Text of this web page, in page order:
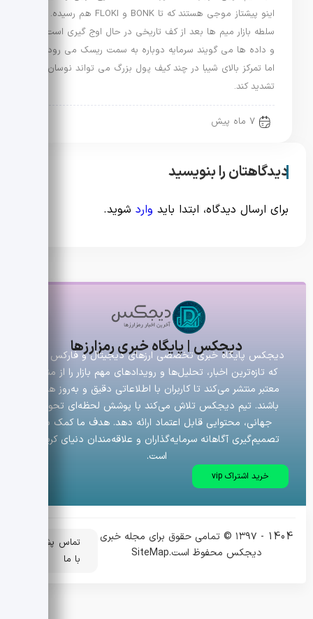
اینو پیشتاز موجی هستند که تا BONK و FLOKI هم رسیده.
سلطه بازار میم ها بعد از کف تاریخی در حال اوج گیری است
و داده ها می گویند سرمایه دوباره به سمت ریسک می رود.
اما تمرکز بالای شیبا در چند کیف پول بزرگ می تواند نوسان را
تشدید کند.
7 ماه پیش
دیدگاهتان را بنویسید
برای ارسال دیدگاه، ابتدا باید وارد شوید.
دیجکس | پایگاه خبری رمزارزها
دیجکس پایگاه خبری تخصصی ارزهای دیجیتال و فارکس است
که تازه‌ترین اخبار، تحلیل‌ها و رویدادهای مهم بازار را از منابع
معتبر منتشر می‌کند تا کاربران با اطلاعاتی دقیق و به‌روز همراه
باشند. تیم دیجکس تلاش می‌کند با پوشش لحظه‌ای تحولات
جهانی، محتوایی قابل اعتماد ارائه دهد. هدف ما کمک به
تصمیم‌گیری آگاهانه سرمایه‌گذاران و علاقه‌مندان دنیای کریپتو
است.
خرید اشتراک vip
1404 - ۱۳۹۷ © تمامی حقوق برای مجله خبری
دیجکس محفوظ است.SiteMap
تماس
با ما
پشتیبانی